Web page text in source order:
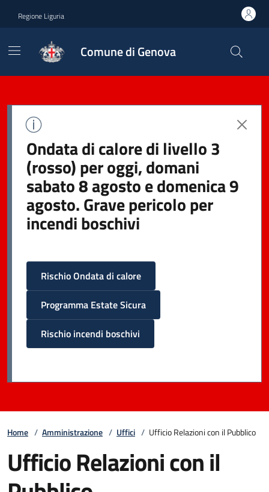
Regione Liguria
Comune di Genova
Ondata di calore di livello 3
(rosso) per oggi, domani
sabato 8 agosto e domenica 9
agosto. Grave pericolo per
incendi boschivi
Rischio Ondata di calore
Programma Estate Sicura
Rischio incendi boschivi
Home / Amministrazione / Uffici / Ufficio Relazioni con il Pubblico
Ufficio Relazioni con il